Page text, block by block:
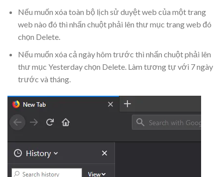
Nếu muốn xóa toàn bộ lịch sử duyệt web của một trang
web nào đó thì nhấn chuột phải lên thư mục trang web đó
chọn Delete.
Nếu muốn xóa cả ngày hôm trước thì nhấn chuột phải lên
thư mục Yesterday chọn Delete. Làm tương tự với 7 ngày
trước và tháng.